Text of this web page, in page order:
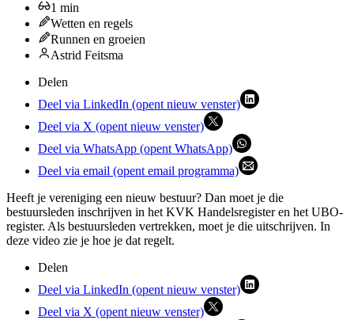
1 min
Wetten en regels
Runnen en groeien
Astrid Feitsma
Delen
Deel via LinkedIn (opent nieuw venster)
Deel via X (opent nieuw venster)
Deel via WhatsApp (opent WhatsApp)
Deel via email (opent email programma)
Heeft je vereniging een nieuw bestuur? Dan moet je die
bestuursleden inschrijven in het KVK Handelsregister en het UBO-
register. Als bestuursleden vertrekken, moet je die uitschrijven. In
deze video zie je hoe je dat regelt.
Delen
Deel via LinkedIn (opent nieuw venster)
Deel via X (opent nieuw venster)